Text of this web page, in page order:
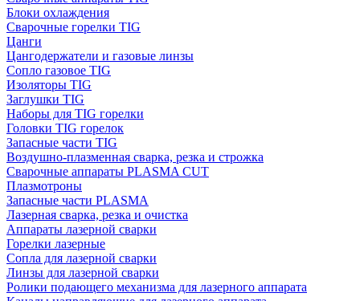
Блоки охлаждения
Сварочные горелки TIG
Цанги
Цангодержатели и газовые линзы
Сопло газовое TIG
Изоляторы TIG
Заглушки TIG
Наборы для TIG горелки
Головки TIG горелок
Запасные части TIG
Воздушно-плазменная сварка, резка и строжка
Сварочные аппараты PLASMA CUT
Плазмотроны
Запасные части PLASMA
Лазерная сварка, резка и очистка
Аппараты лазерной сварки
Горелки лазерные
Сопла для лазерной сварки
Линзы для лазерной сварки
Ролики подающего механизма для лазерного аппарата